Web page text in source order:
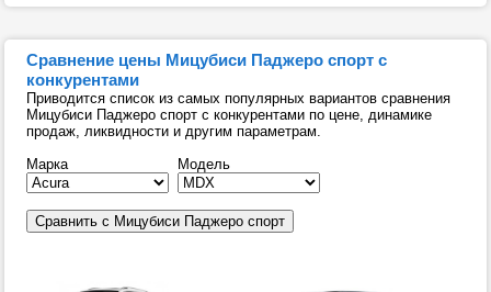
Сравнение цены Мицубиси Паджеро спорт с
конкурентами
Приводится список из самых популярных вариантов сравнения
Мицубиси Паджеро спорт с конкурентами по цене, динамике
продаж, ликвидности и другим параметрам.
Марка
Модель